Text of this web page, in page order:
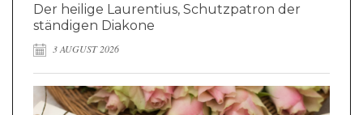
Der heilige Laurentius, Schutzpatron der
ständigen Diakone
3 AUGUST 2026